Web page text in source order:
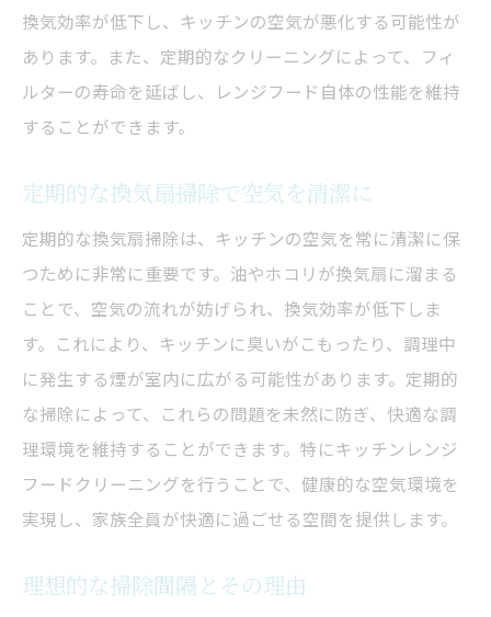
換気扇を清潔に保つための方法
レンジフードクリーニングの効果的な手順
日常使いでの清潔維持法
掃除を習慣化するためのコツ
換気扇を長持ちさせるための掃除法
清潔さを保つための日常管理法
レンジフードクリーニングの重要性
換気効率を上げるクリーニングの必要性
健康面から見る掃除の重要性
定期的な掃除がもたらすメリット
クリーニングで防ぐ臭いの原因
効率的な換気扇掃除でキッチン快適
換気効率が低下し、キッチンの空気が悪化する可能性が
あります。また、定期的なクリーニングによって、フィ
ルターの寿命を延ばし、レンジフード自体の性能を維持
することができます。
定期的な換気扇掃除で空気を清潔に
定期的な換気扇掃除は、キッチンの空気を常に清潔に保
つために非常に重要です。油やホコリが換気扇に溜まる
ことで、空気の流れが妨げられ、換気効率が低下しま
す。これにより、キッチンに臭いがこもったり、調理中
に発生する煙が室内に広がる可能性があります。定期的
な掃除によって、これらの問題を未然に防ぎ、快適な調
理環境を維持することができます。特にキッチンレンジ
フードクリーニングを行うことで、健康的な空気環境を
実現し、家族全員が快適に過ごせる空間を提供します。
理想的な掃除間隔とその理由